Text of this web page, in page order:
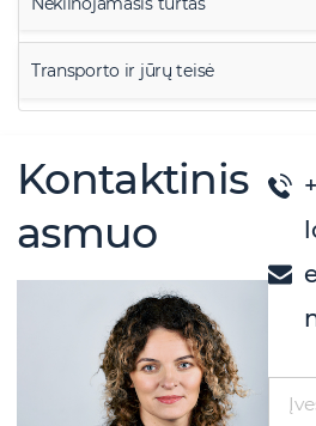
Transporto ir jūrų teisė
Kontaktinis
asmuo